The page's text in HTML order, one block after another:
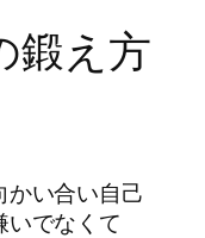
鍛え方
かい合い自己
いでなくて